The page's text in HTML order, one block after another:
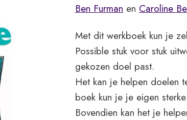
Ben Furman en Caroline
Met dit werkboek kun je
Possible stuk voor stuk
gekozen doel past.
Het kan je helpen doelen
boek kun je je eigen
Bovendien kan het je